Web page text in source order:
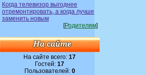
Когда телевизор выгоднее
отремонтировать, а когда лучше
заменить новым
[Родителям]
На сайте всего:17
Гостей:17
Пользователей: 0